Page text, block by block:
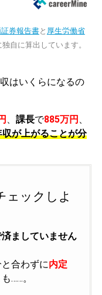
券報告書と 厚生労働省
独自に算出しています。
はいくらになるの
課長で885万円
収が上がることが分
ェックしよ
ましていません
合わずに内定
……。